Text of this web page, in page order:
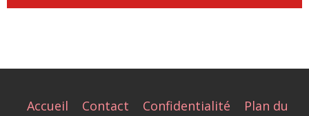
Accueil Contact Confidentialité
Plan du